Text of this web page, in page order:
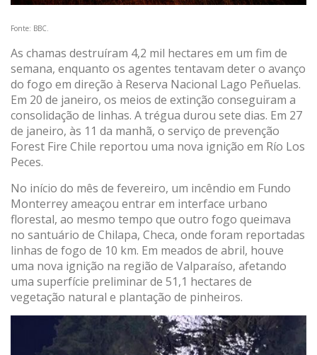
Fonte: BBC.
As chamas destruíram 4,2 mil hectares em um fim de
semana, enquanto os agentes tentavam deter o avanço
do fogo em direção à Reserva Nacional Lago Peñuelas.
Em 20 de janeiro, os meios de extinção conseguiram a
consolidação de linhas. A trégua durou sete dias. Em 27
de janeiro, às 11 da manhã, o serviço de prevenção
Forest Fire Chile reportou uma nova ignição em Río Los
Peces.
No início do mês de fevereiro, um incêndio em Fundo
Monterrey ameaçou entrar em interface urbano
florestal, ao mesmo tempo que outro fogo queimava
no santuário de Chilapa, Checa, onde foram reportadas
linhas de fogo de 10 km. Em meados de abril, houve
uma nova ignição na região de Valparaíso, afetando
uma superfície preliminar de 51,1 hectares de
vegetação natural e plantação de pinheiros.